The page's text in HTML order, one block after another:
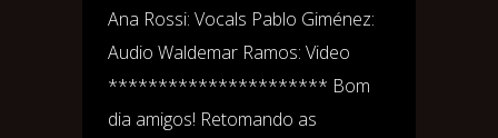
Ana Rossi: Vocals Pablo Giménez:
Audio Waldemar Ramos: Video
********************** Bom
dia amigos! Retomando as